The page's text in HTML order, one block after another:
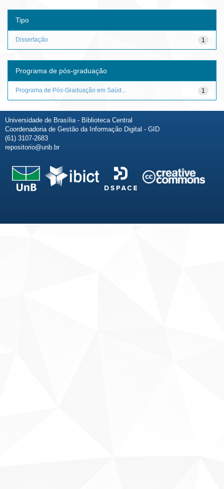
Tipo
1
Dissertação
Programa de pós-graduação
1
Programa de Pós-Graduação em Saúd...
Universidade de Brasília - Biblioteca Central
Coordenadoria de Gestão da Informação Digital - GID
(61) 3107-2683
repositorio@unb.br